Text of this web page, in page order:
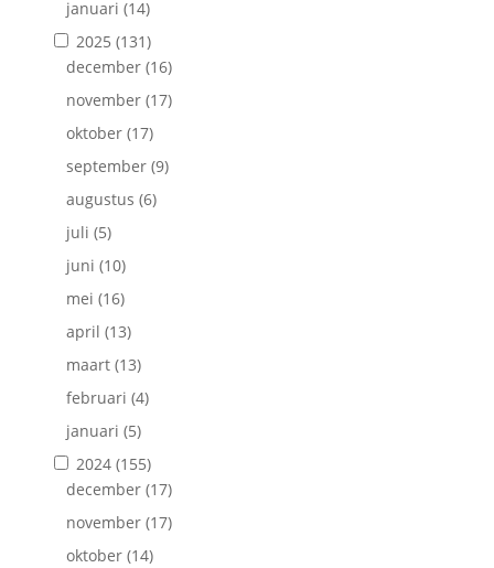
januari (14)
2025 (131)
december(16)
november(17)
oktober(17)
september(9)
augustus (6)
juli (5)
juni (10)
mei (16)
april (13)
maart(13)
februari (4)
januari (5)
2024(155)
december(17)
november(17)
oktober(14)